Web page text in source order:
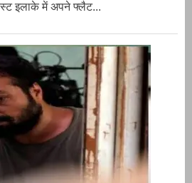
इलाके में अपने फ्लैट...